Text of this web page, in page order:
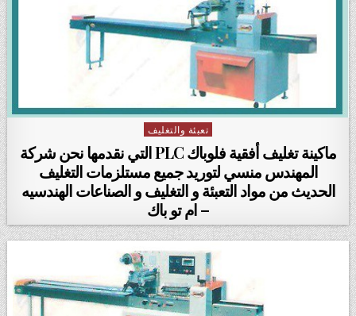
Posted in
تعبئة والتغليف
ماكينة تغليف أفقية فلوباك PLC التي نقدمها نحن شركة
المهندس منسي لتوريد جميع مستلزمات التغليف
الحديث من مواد التعبئة و التغليف و الصناعات الهندسيه
– ام تو باك